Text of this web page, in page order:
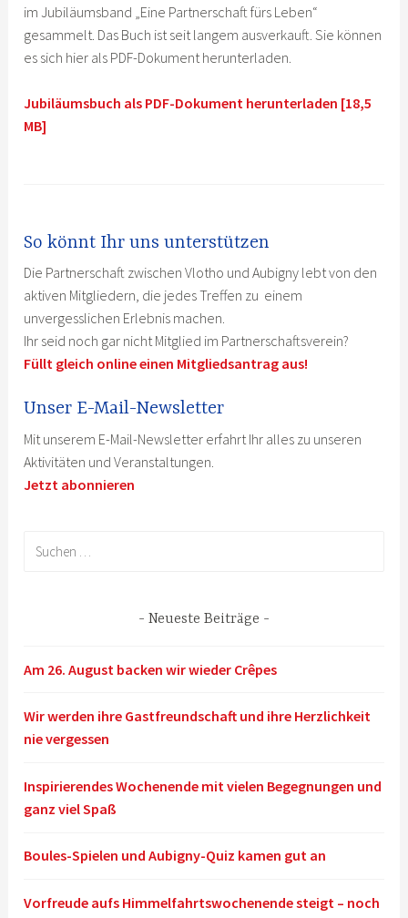
im Jubiläumsband „Eine Partnerschaft fürs Leben“
gesammelt. Das Buch ist seit langem ausverkauft. Sie können
es sich hier als PDF-Dokument herunterladen.
Jubiläumsbuch als PDF-Dokument herunterladen [18,5
MB]
So könnt Ihr uns unterstützen
Die Partnerschaft zwischen Vlotho und Aubigny lebt von den
aktiven Mitgliedern, die jedes Treffen zu einem
unvergesslichen Erlebnis machen.
Ihr seid noch gar nicht Mitglied im Partnerschaftsverein?
Füllt gleich online einen Mitgliedsantrag aus!
Unser E-Mail-Newsletter
Mit unserem E-Mail-Newsletter erfahrt Ihr alles zu unseren
Aktivitäten und Veranstaltungen.
Jetzt abonnieren
Neueste Beiträge
Am 26. August backen wir wieder Crêpes
Wir werden ihre Gastfreundschaft und ihre Herzlichkeit
nie vergessen
Inspirierendes Wochenende mit vielen Begegnungen und
ganz viel Spaß
Boules-Spielen und Aubigny-Quiz kamen gut an
Vorfreude aufs Himmelfahrtswochenende steigt – noch